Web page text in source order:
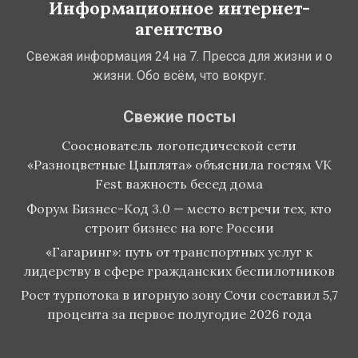
Информационное интернет-
агентство
Свежая информация 24 на 7. Пресса для жизни и о
жизни. Обо всём, что вокруг.
Свежие посты
Сооснователь логопедической сети
«Разноцветные Цыплята» объяснила гостям VK
Fest важность бесед дома
Форум Бизнес-Код 3.0 — место встречи тех, кто
строит бизнес на юге России
«Гагаринг»: путь от транспортных услуг к
лидерству в сфере гражданских беспилотников
Рост турпотока в игорную зону Сочи составил 5,7
процента за первое полугодие 2026 года